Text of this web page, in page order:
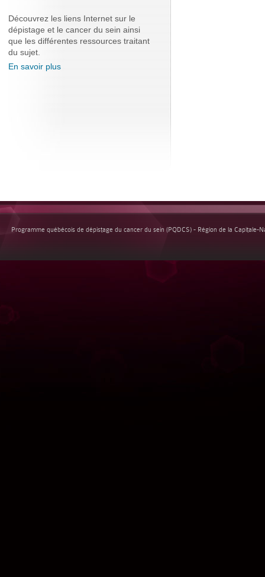
Découvrez les liens Internet sur le
dépistage et le cancer du sein ainsi
que les différentes ressources traitant
du sujet.
En savoir plus
Programme québécois de dépistage du cancer du sein (PQDCS) - Région de la Capitale-